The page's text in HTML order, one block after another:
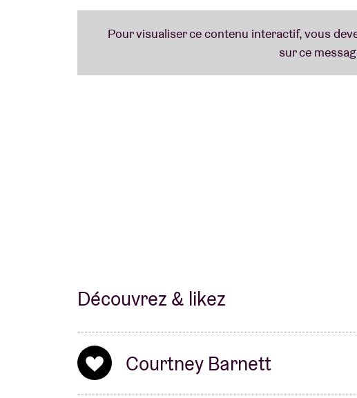
Découvrez & likez
Courtney Barnett